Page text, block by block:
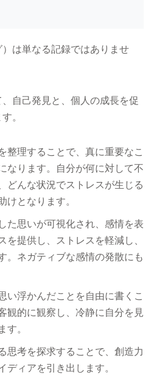
は単なる記録ではありませ
自己発見と、個人の成長を促
。
整理することで、真に重要なこ
なります。自分が何に対して不
どんな状況でストレスが生じる
けとなります。
た思いが可視化され、感情を表
を提供し、ストレスを軽減し、
。ネガティブな感情の発散にも
い浮かんだことを自由に書くこ
観的に観察し、冷静に自分を見
。
思考を探求することで、創造力
ディアを引き出します。